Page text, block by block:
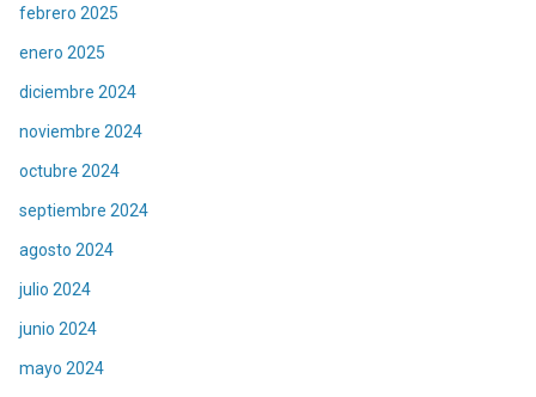
febrero 2025
enero 2025
diciembre 2024
noviembre 2024
octubre 2024
septiembre 2024
agosto 2024
julio 2024
junio 2024
mayo 2024